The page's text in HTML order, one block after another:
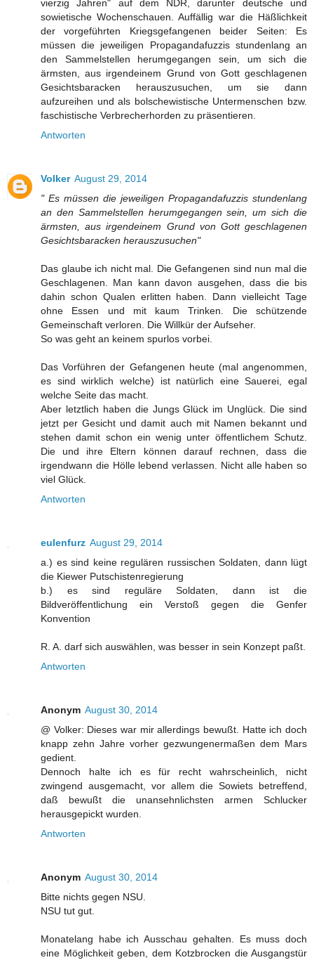
vierzig Jahren" auf dem NDR, darunter deutsche und
sowietische Wochenschauen. Auffällig war die Häßlichkeit
der vorgeführten Kriegsgefangenen beider Seiten: Es
müssen die jeweiligen Propagandafuzzis stundenlang an
den Sammelstellen herumgegangen sein, um sich die
ärmsten, aus irgendeinem Grund von Gott geschlagenen
Gesichtsbaracken herauszusuchen, um sie dann
aufzureihen und als bolschewistische Untermenschen bzw.
faschistische Verbrecherhorden zu präsentieren.
Antworten
Volker August 29, 2014
" Es müssen die jeweiligen Propagandafuzzis stundenlang
an den Sammelstellen herumgegangen sein, um sich die
ärmsten, aus irgendeinem Grund von Gott geschlagenen
Gesichtsbaracken herauszusuchen"
Das glaube ich nicht mal. Die Gefangenen sind nun mal die
Geschlagenen. Man kann davon ausgehen, dass die bis
dahin schon Qualen erlitten haben. Dann vielleicht Tage
ohne Essen und mit kaum Trinken. Die schützende
Gemeinschaft verloren. Die Willkür der Aufseher.
So was geht an keinem spurlos vorbei.
Das Vorführen der Gefangenen heute (mal angenommen,
es sind wirklich welche) ist natürlich eine Sauerei, egal
welche Seite das macht.
Aber letztlich haben die Jungs Glück im Unglück. Die sind
jetzt per Gesicht und damit auch mit Namen bekannt und
stehen damit schon ein wenig unter öffentlichem Schutz.
Die und ihre Eltern können darauf rechnen, dass die
irgendwann die Hölle lebend verlassen. Nicht alle haben so
viel Glück.
Antworten
eulenfurz August 29, 2014
a.) es sind keine regulären russischen Soldaten, dann lügt
die Kiewer Putschistenregierung
b.) es sind reguläre Soldaten, dann ist die
Bildveröffentlichung ein Verstoß gegen die Genfer
Konvention
R. A. darf sich auswählen, was besser in sein Konzept paßt.
Antworten
Anonym August 30, 2014
@ Volker: Dieses war mir allerdings bewußt. Hatte ich doch
knapp zehn Jahre vorher gezwungenermaßen dem Mars
gedient.
Dennoch halte ich es für recht wahrscheinlich, nicht
zwingend ausgemacht, vor allem die Sowiets betreffend,
daß bewußt die unansehnlichsten armen Schlucker
herausgepickt wurden.
Antworten
Anonym August 30, 2014
Bitte nichts gegen NSU.
NSU tut gut.
Monatelang habe ich Ausschau gehalten. Es muss doch
eine Möglichkeit geben, dem Kotzbrocken die Ausgangstür